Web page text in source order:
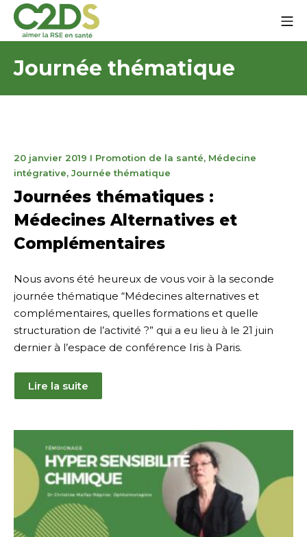
Aller
contenu
C2DS
Journée thématique
20 janvier 2019 27
janvier
I Promotion de la santé, Médecine
intégrative, Journée thématique
Journées thématiques :
Médecines Alternatives et
Complémentaires
Nous avons été heureux de vous voir à la seconde
journée thématique “Médecines alternatives et
complémentaires, quelles formations et quelle
structuration de l’activité ?” qui a eu lieu à le 21 juin
dernier à l’espace de conférence Iris à Paris.
Lire la suite